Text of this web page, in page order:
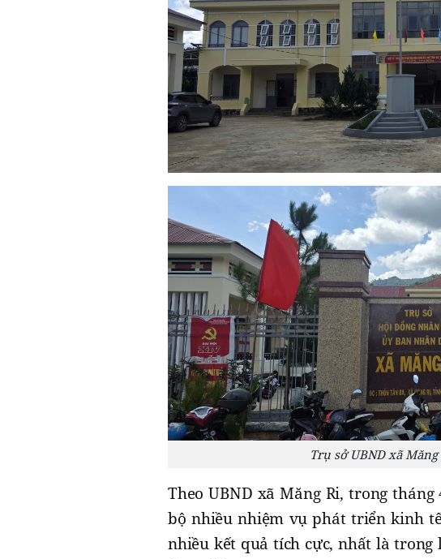
Trụ sở UBND xã
Theo UBND xã Măng Ri, trong
bộ nhiều nhiệm vụ phát triển kinh
nhiều kết quả tích cực, nhất là